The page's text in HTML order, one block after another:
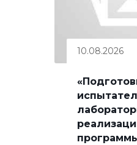
10.08.2026